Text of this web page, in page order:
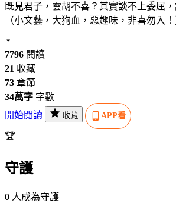
既見君子，雲胡不喜？其實談不上委屈
（小文藝，大狗血，惡趣味，非喜勿入！
7796 閱讀
21 收藏
73 章節
34萬字 字數
開始閱讀
收藏 APP看
🏆
守護
0 人成為守護